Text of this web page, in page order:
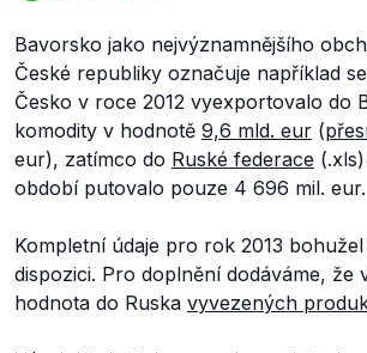
Bavorsko jako nejvýznamnějšího
České republiky označuje například
Česko v roce 2012 vyexportovalo do
komodity v hodnotě 9,6 mld. eur (
eur), zatímco do Ruské federace
období putovalo pouze 4 696 mil. eur.
Kompletní údaje pro rok 2013
dispozici. Pro doplnění dodáváme, že
hodnota do Ruska vyvezených